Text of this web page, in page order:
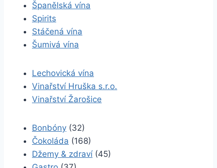
Španělská vína
Spirits
Stáčená vína
Šumivá vína
Lechovická vína
Vinařství Hruška s.r.o.
Vinařství Žarošice
Bonbóny (32)
Čokoláda (168)
Džemy & zdraví (45)